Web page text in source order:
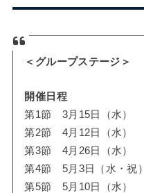
＜グループステージ＞
開催日程
第1節 3月15日（水）
第2節 4月12日（水）
第3節 4月26日（水）
第4節 5月3日（水・祝）
第5節 5月10日（水）